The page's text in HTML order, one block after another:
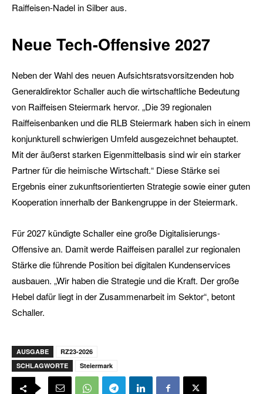
Raiffeisen-Nadel in Silber aus.
Neue Tech-Offensive 2027
Neben der Wahl des neuen Aufsichtsratsvorsitzenden hob
Generaldirektor Schaller auch die wirtschaftliche Bedeutung
von Raiffeisen Steiermark hervor. „Die 39 regionalen
Raiffeisenbanken und die RLB Steiermark haben sich in einem
konjunkturell schwierigen Umfeld ausgezeichnet behauptet.
Mit der äußerst starken Eigenmittelbasis sind wir ein starker
Partner für die heimische Wirtschaft.“ Diese Stärke sei
Ergebnis einer zukunftsorientierten Strategie sowie einer guten
Kooperation innerhalb der Bankengruppe in der Steiermark.
Für 2027 kündigte Schaller eine große Digitalisierungs-
Offensive an. Damit werde Raiffeisen parallel zur regionalen
Stärke die führende Position bei digitalen Kundenservices
ausbauen. „Wir haben die Strategie und die Kraft. Der große
Hebel dafür liegt in der Zusammenarbeit im Sektor“, betont
Schaller.
AUSGABE
RZ23-2026
SCHLAGWORTE
Steiermark